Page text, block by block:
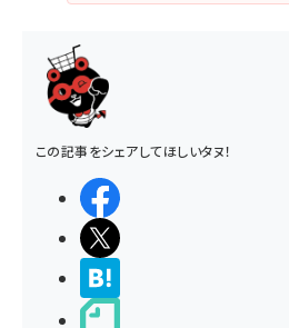
この記事をシェアしてほしいタヌ！